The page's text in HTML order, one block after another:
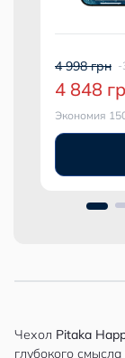
4 998 грн -
4 848
Экономия
Чехол Pitaka
глубокого